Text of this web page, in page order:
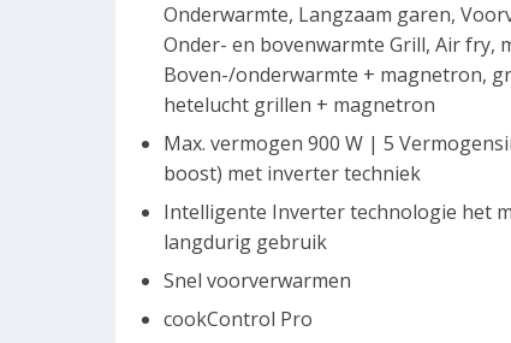
Onderwarmte, Langzaam garen,
Onder- en bovenwarmte Grill, Air fry,
Boven-/onderwarmte + magnetron,
hetelucht grillen + magnetron
Max. vermogen 900 W | 5
boost) met inverter techniek
Intelligente Inverter technologie het
langdurig gebruik
Snel voorverwarmen
cookControl Pro